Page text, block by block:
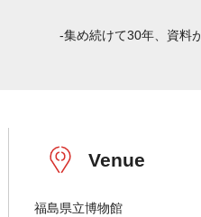
-集め続けて30年、資料
Venue
福島県立博物館